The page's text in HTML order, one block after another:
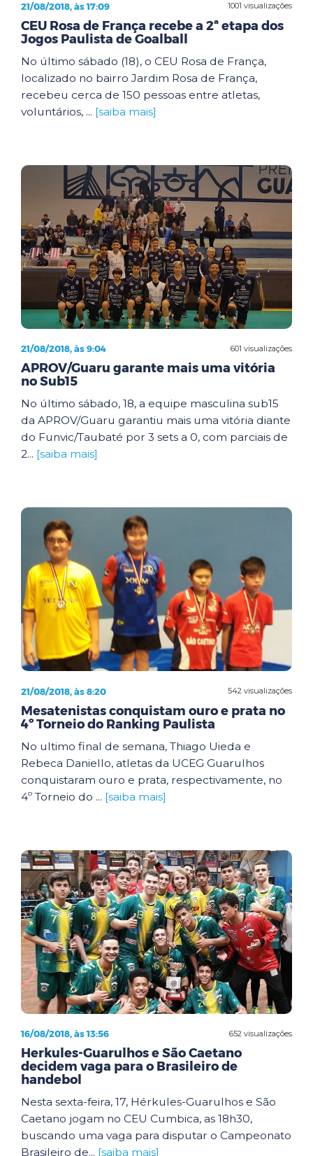
1001 visualizações
21/08/2018, às 17:09
CEU Rosa de França recebe a 2ª etapa dos
Jogos Paulista de Goalball
No último sábado (18), o CEU Rosa de França,
localizado no bairro Jardim Rosa de França,
recebeu cerca de 150 pessoas entre atletas,
voluntários, ... [saiba mais]
601 visualizações
21/08/2018, às 9:04
APROV/Guaru garante mais uma vitória
no Sub15
No último sábado, 18, a equipe masculina sub15
da APROV/Guaru garantiu mais uma vitória diante
do Funvic/Taubaté por 3 sets a 0, com parciais de
2... [saiba mais]
542 visualizações
21/08/2018, às 8:20
Mesatenistas conquistam ouro e prata no
4º Torneio do Ranking Paulista
No ultimo final de semana, Thiago Uieda e
Rebeca Daniello, atletas da UCEG Guarulhos
conquistaram ouro e prata, respectivamente, no
4º Torneio do ... [saiba mais]
652 visualizações
16/08/2018, às 13:56
Herkules-Guarulhos e São Caetano
decidem vaga para o Brasileiro de
handebol
Nesta sexta-feira, 17, Hérkules-Guarulhos e São
Caetano jogam no CEU Cumbica, as 18h30,
buscando uma vaga para disputar o Campeonato
Brasileiro de... [saiba mais]